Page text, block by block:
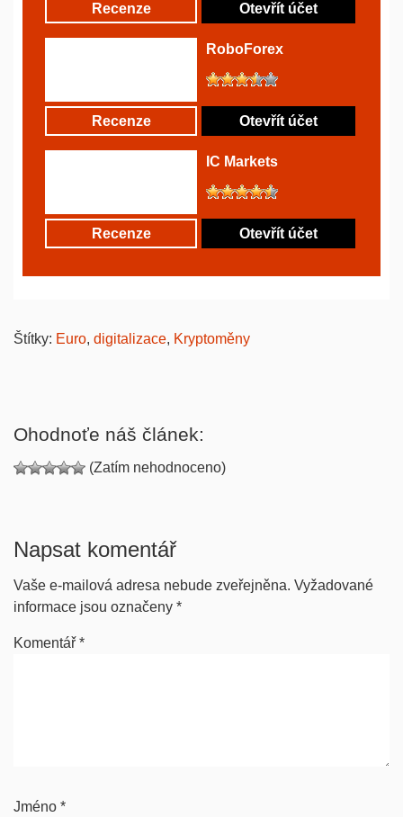
Recenze Otevřít účet
RoboForex
Recenze Otevřít účet
IC Markets
Recenze Otevřít účet
Štítky: Euro, digitalizace, Kryptoměny
Ohodnoťe náš článek:
(Zatím nehodnoceno)
Napsat komentář
Vaše e-mailová adresa nebude zveřejněna. Vyžadované
informace jsou označeny *
Komentář *
Jméno *